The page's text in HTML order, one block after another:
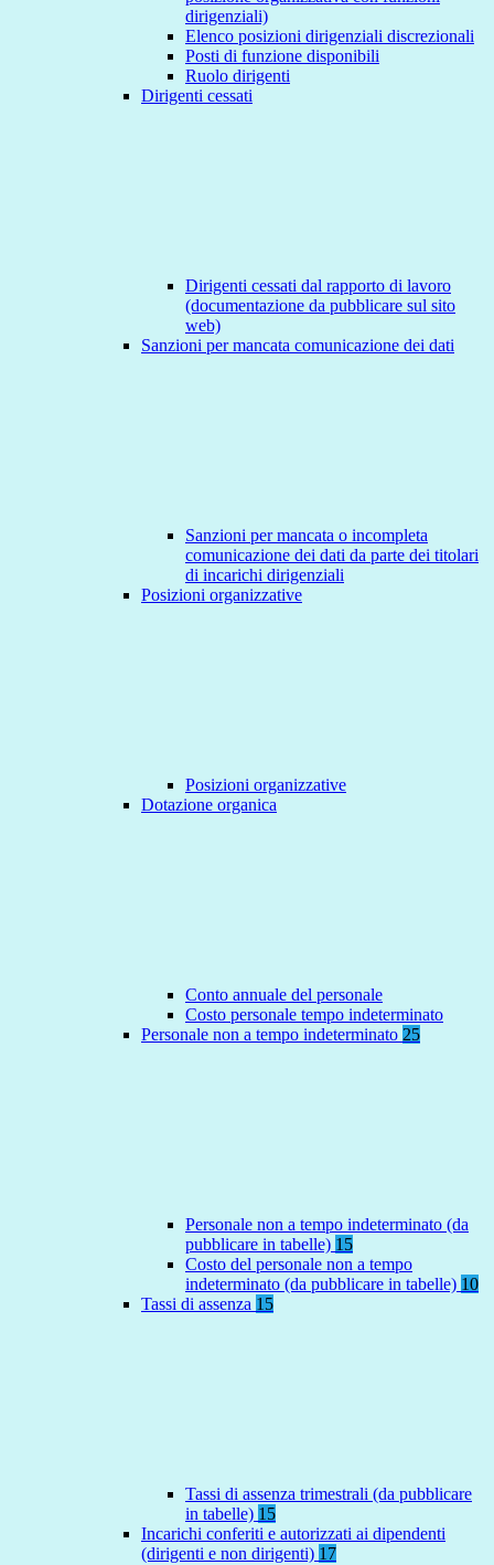
dirigenziali)
Elenco posizioni dirigenziali discrezionali
Posti di funzione disponibili
Ruolo dirigenti
Dirigenti cessati
Dirigenti cessati dal rapporto di lavoro
(documentazione da pubblicare sul sito
web)
Sanzioni per mancata comunicazione dei dati
Sanzioni per mancata o incompleta
comunicazione dei dati da parte dei titolari
di incarichi dirigenziali
Posizioni organizzative
Posizioni organizzative
Dotazione organica
Conto annuale del personale
Costo personale tempo indeterminato
Personale non a tempo indeterminato 25
Personale non a tempo indeterminato (da
pubblicare in tabelle) 15
Costo del personale non a tempo
indeterminato (da pubblicare in tabelle) 10
Tassi di assenza 15
Tassi di assenza trimestrali (da pubblicare
in tabelle) 15
Incarichi conferiti e autorizzati ai dipendenti
(dirigenti e non dirigenti) 17